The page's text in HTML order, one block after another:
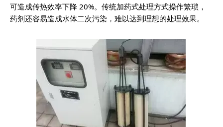
可造成传热效率下降 20%。传统加药式处理方式操作繁琐，
药剂还容易造成水体二次污染，难以达到理想的处理效果。